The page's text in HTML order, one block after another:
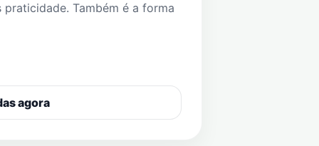
Também é a forma
agora